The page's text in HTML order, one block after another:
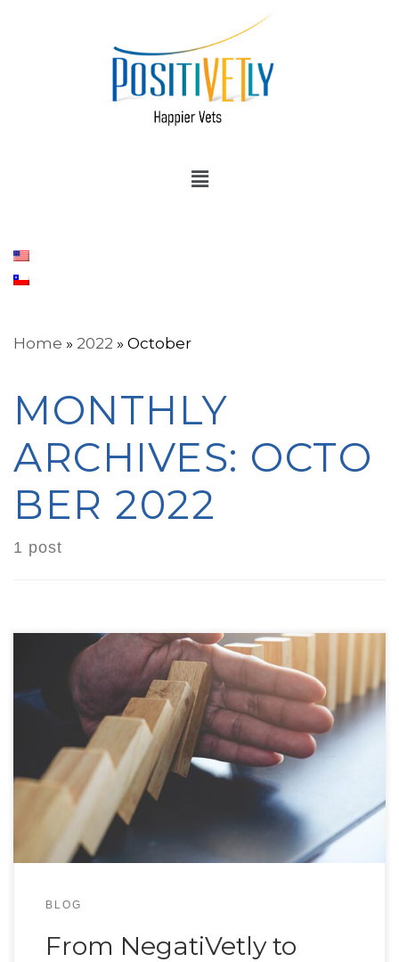
Home » 2022 » October
MONTHLY
ARCHIVES: OCTO
BER 2022
1 post
¡De Negativetly a Positivetly! NEGATIVETLY
La cruda realidad de la cual también nace
Positivetly, de la que no queremos hablar, en
la cual no nos queremos centrar, sin
embargo, es importante que la sepas.
Esperamos en adelante, no volver a tocar
este tema. Y que si vamos a hablar de […]
BLOG
From NegatiVetly to